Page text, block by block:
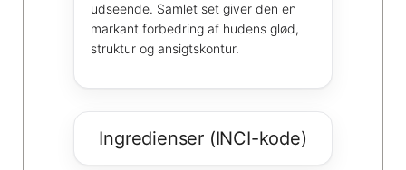
udseende. Samlet set giver den en
markant forbedring af hudens glød,
struktur og ansigtskontur.
Ingredienser (INCI-kode)